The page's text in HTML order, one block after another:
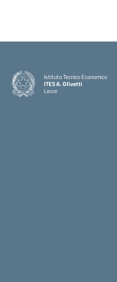
Istituto Tecnico Economico
ITES A. Olivetti
Lecce